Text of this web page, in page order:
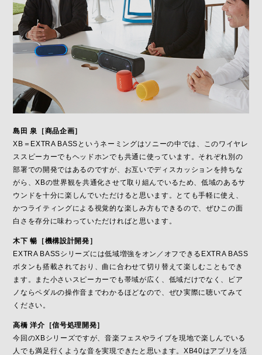
島田 泉［商品企画］
XB＝EXTRA BASSというネーミングはソニーの中では、このワイヤレ
ススピーカーでもヘッドホンでも共通に使っています。それぞれ別の
部署での開発ではあるのですが、お互いでディスカッションを持ちな
がら、XBの世界観を共通化させて取り組んでいるため、低域のあるサ
ウンドを十分に楽しんでいただけると思います。とても手軽に使え、
かつライティングによる視覚的な楽しみ方もできるので、ぜひこの面
白さを存分に味わっていただければと思います。
木下 暢［機構設計開発］
EXTRA BASSシリーズには低域増強をオン／オフできるEXTRA BASS
ボタンも搭載されており、曲に合わせて切り替えて楽しむこともでき
ます。また小さいスピーカーでも帯域が広く、低域だけでなく、ピア
ノならペダルの操作音までわかるほどなので、ぜひ実際に聴いてみて
ください。
高橋 洋介［信号処理開発］
今回のXBシリーズですが、音楽フェスやライブを現地で楽しんでいる
人でも満足行くような音を実現できたと思います。XB40はアプリを活